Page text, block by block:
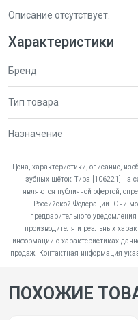
Описание отсутствует.
Характеристики
Бренд
Тип товара
Назначение
Цена, характеристики, описание,
зубных щёток Тира [106221] на
являются публичной офертой,
Российской Федерации. Они
предварительного
производителя и реальных
информации о характеристиках
продаж. Контактная информация
ПОХОЖИЕ